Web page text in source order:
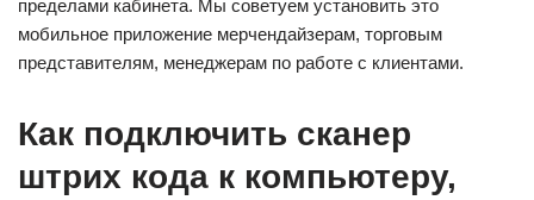
пределами кабинета. Мы советуем установить это
мобильное приложение мерчендайзерам, торговым
представителям, менеджерам по работе с клиентами.
Как подключить сканер
штрих кода к компьютеру,